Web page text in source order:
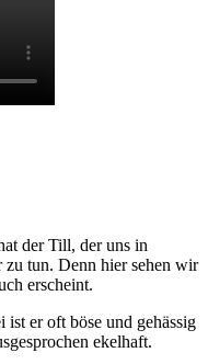
der Till, der uns in
zu tun. Denn hier sehen wir
erscheint.
ist er oft böse und gehässig
ekelhaft.